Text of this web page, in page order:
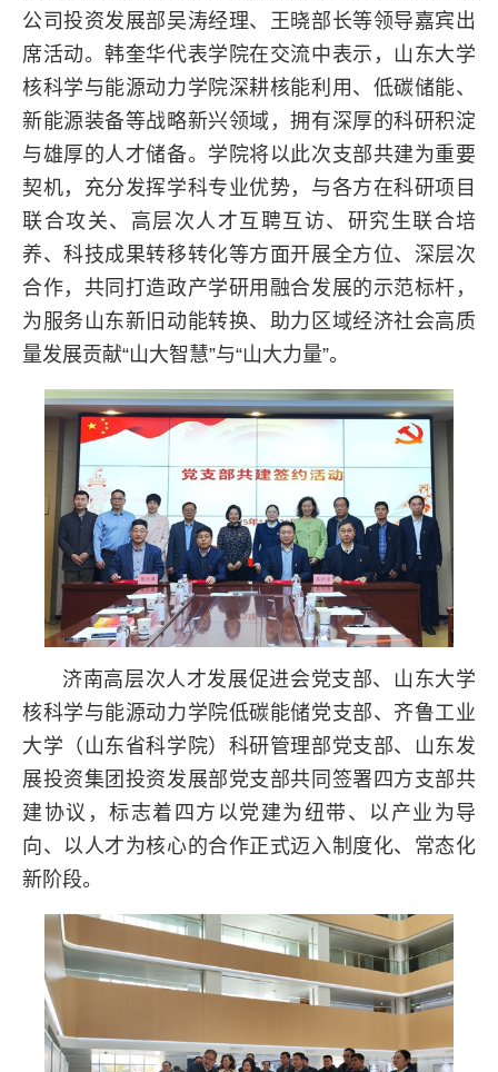
公司投资发展部吴涛经理、王晓部长等领导嘉宾出
席活动。韩奎华代表学院在交流中表示，山东大学
核科学与能源动力学院深耕核能利用、低碳储能、
新能源装备等战略新兴领域，拥有深厚的科研积淀
与雄厚的人才储备。学院将以此次支部共建为重要
契机，充分发挥学科专业优势，与各方在科研项目
联合攻关、高层次人才互聘互访、研究生联合培
养、科技成果转移转化等方面开展全方位、深层次
合作，共同打造政产学研用融合发展的示范标杆，
为服务山东新旧动能转换、助力区域经济社会高质
量发展贡献“山大智慧”与“山大力量”。
济南高层次人才发展促进会党支部、山东大学
核科学与能源动力学院低碳能储党支部、齐鲁工业
大学（山东省科学院）科研管理部党支部、山东发
展投资集团投资发展部党支部共同签署四方支部共
建协议，标志着四方以党建为纽带、以产业为导
向、以人才为核心的合作正式迈入制度化、常态化
新阶段。